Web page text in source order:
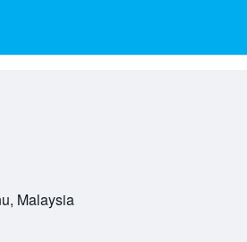
Malaysia